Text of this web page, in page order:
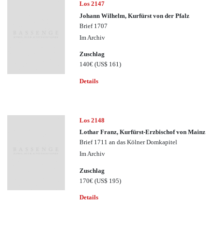
Los 2147
Johann Wilhelm, Kurfürst von der Pfalz
Brief 1707
Im Archiv
Zuschlag
140€(US$ 161)
Details
Los 2148
Lothar Franz, Kurfürst-Erzbischof von Mainz
Brief 1711 an das Kölner Domkapitel
Im Archiv
Zuschlag
170€(US$ 195)
Details